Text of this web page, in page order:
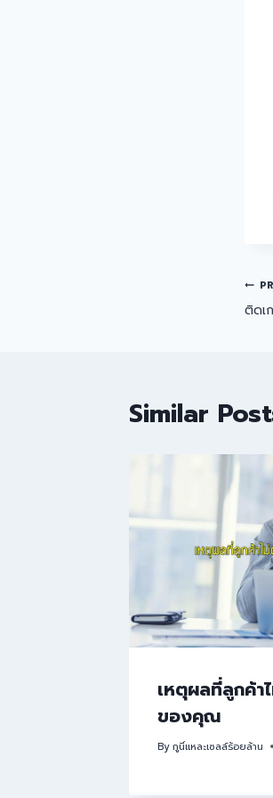
ติดเ
Similar
เหตุผลที่ลูกค้า
ของคุณ
Byกูนี่แหละเซลล์ร้อยล้าน